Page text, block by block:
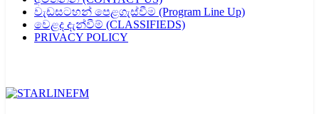
වැඩසටහන් පෙළගැස්වීම (Program Line Up)
වෙළද දැන්වීම් (CLASSIFIEDS)
PRIVACY POLICY